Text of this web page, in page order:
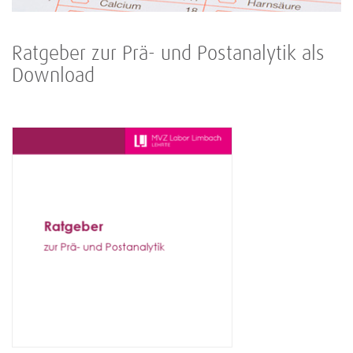
Ratgeber zur Prä- und Postanalytik als
Download